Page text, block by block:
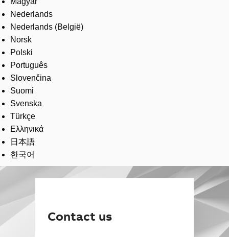
Nederlands
Nederlands (België)
Norsk
Polski
Português
Slovenčina
Suomi
Svenska
Türkçe
Ελληνικά
日本語
한국어
Contact us